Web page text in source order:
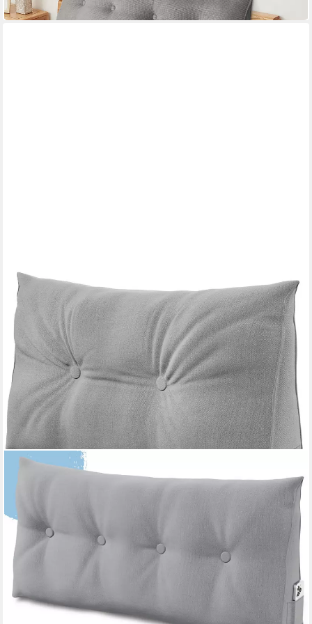
in 5-6 Werktagen bei dir